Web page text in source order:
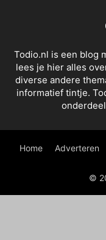
Todio.nl is een blog
lees je hier alles
diverse andere
informatief tintje.
Home Adverteren
©